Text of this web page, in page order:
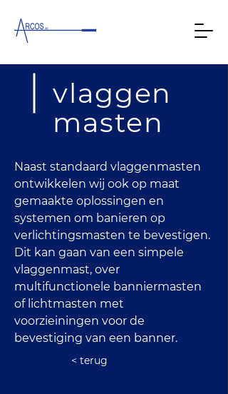
vlaggen
masten
Naast standaard vlaggenmasten
ontwikkelen wij ook op maat
gemaakte oplossingen en
systemen om banieren op
verlichtingsmasten te bevestigen.
Dit kan gaan van een simpele
vlaggenmast, over
multifunctionele banniermasten
of lichtmasten met
voorzieiningen voor de
bevestiging van een banner.
< terug